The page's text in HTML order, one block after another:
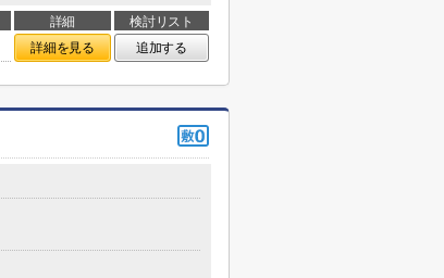
詳細
検討リスト
詳細を見る 追加する